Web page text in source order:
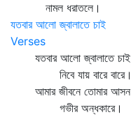
নামল ধরাতলে।
যতবার আলো জ্বালাতে চাই
Verses
যতবার আলো জ্বালাতে চাই
নিবে যায় বারে বারে।
আমার জীবনে তোমার আসন
গভীর অন্ধকারে।